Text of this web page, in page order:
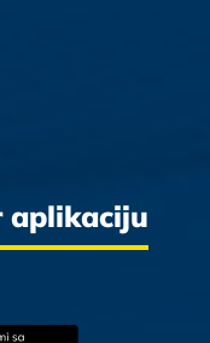
aplikaciju